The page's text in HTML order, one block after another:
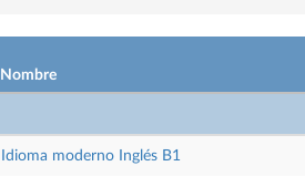
Nombre
Idioma moderno Inglés B1